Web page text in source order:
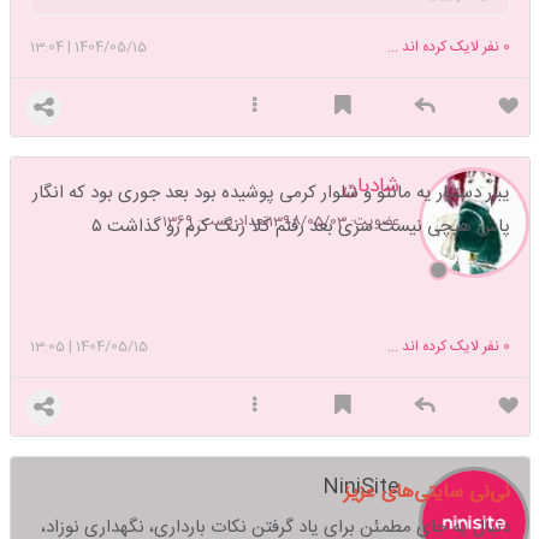
1404/05/15
|
13:04 0 نفر لایک کرده اند ...
شادبان
عضویت: 1398/05/03 تعداد پست: 1369
یبار دستیار یه مانتو و شلوار کرمی پوشیده بود بعد جوری بود که انگار
پاش هیچی نیست سری بعد رفتم کلا رنگ کرم رو گذاشت ۵
1404/05/15
|
13:05 0 نفر لایک کرده اند ...
NiniSite
نی‌نی سایتی‌های عزیز
دنبال یه جای مطمئن برای یاد گرفتن نکات بارداری، نگهداری نوزاد،